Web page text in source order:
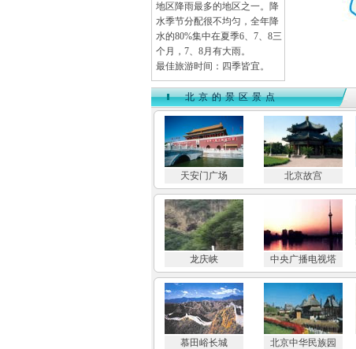
地区降雨最多的地区之一。降
水季节分配很不均匀，全年降
水的80%集中在夏季6、7、8三
个月，7、8月有大雨。
最佳旅游时间：四季皆宜。
北京的景区景点
天安门广场 北京故宫
龙庆峡 中央广播电视塔
慕田峪长城 北京中华民族园